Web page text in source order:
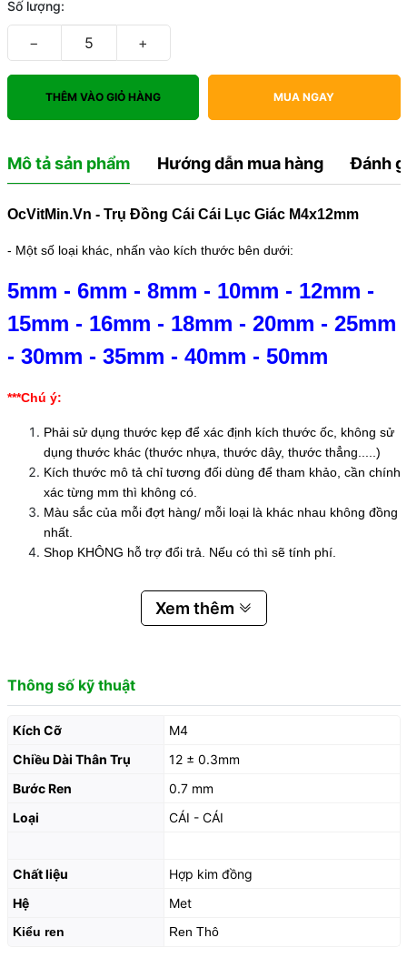
Số lượng:
− +
THÊM VÀO GIỎ HÀNG MUA NGAY
Mô tả sản phẩm Hướng dẫn mua hàng Đánh
OcVitMin.Vn - Trụ Đồng Cái Cái Lục Giác M4x12mm
- Một số loại khác, nhấn vào kích thước bên dưới:
5mm - 6mm - 8mm - 10mm - 12mm -
15mm - 16mm - 18mm - 20mm - 25mm
- 30mm - 35mm - 40mm - 50mm
***Chú ý:
Phải sử dụng thước kẹp để xác định kích thước ốc, không sử
dụng thước khác (thước nhựa, thước dây, thước thẳng.....)
Kích thước mô tả chỉ tương đối dùng để tham khảo, cần chính
xác từng mm thì không có.
Màu sắc của mỗi đợt hàng/ mỗi loại là khác nhau không đồng
nhất.
Shop KHÔNG hỗ trợ đổi trả. Nếu có thì sẽ tính phí.
Xem thêm
Thông số kỹ thuật
Kích Cỡ
M4
Chiều Dài Thân Trụ
12 ± 0.3mm
Bước Ren
0.7 mm
Loại
CÁI - CÁI
Chất liệu
Hợp kim đồng
Hệ
Met
Kiểu ren Ren Thô